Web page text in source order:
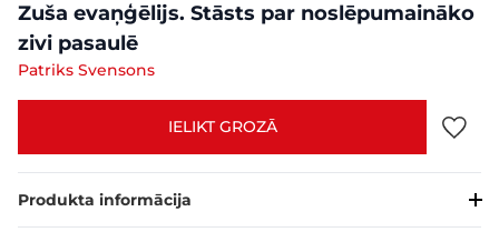
Zuša evaņģēlijs. Stāsts par noslēpumaināko
zivi pasaulē
Patriks Svensons
IELIKT GROZĀ
Produkta informācija